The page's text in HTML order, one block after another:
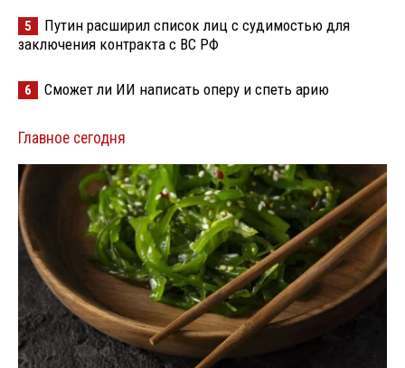
5
Путин расширил список лиц с судимостью для
заключения контракта с ВС РФ
6 Сможет ли ИИ написать оперу и спеть арию
Главное сегодня